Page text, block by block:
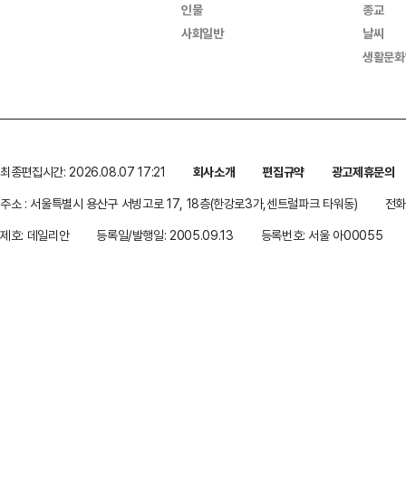
인물
사회일반
종교
날씨
생활문
최종편집시간: 2026.08.07 17:21 회사소개 편집규약
광고제휴문의
주소 : 서울특별시 용산구 서빙고로 17, 18층(한강로3가,센트럴파크 타워동)
전
제호: 데일리안
등록일/발행일: 2005.09.13 등록번호: 서울 아00055